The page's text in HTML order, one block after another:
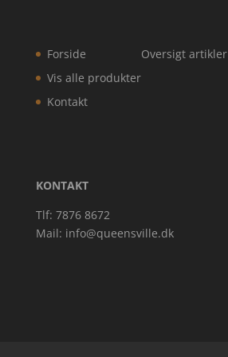
Forside
Vis alle produkter
Kontakt
Oversigt artikler
KONTAKT
Tlf: 7876 8672
Mail: info@queensville.dk